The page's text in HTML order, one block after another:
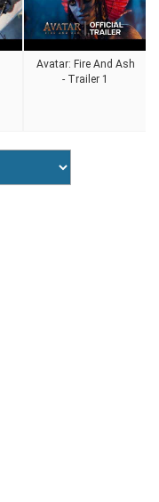
Avatar: Fire And Ash
- Trailer 1